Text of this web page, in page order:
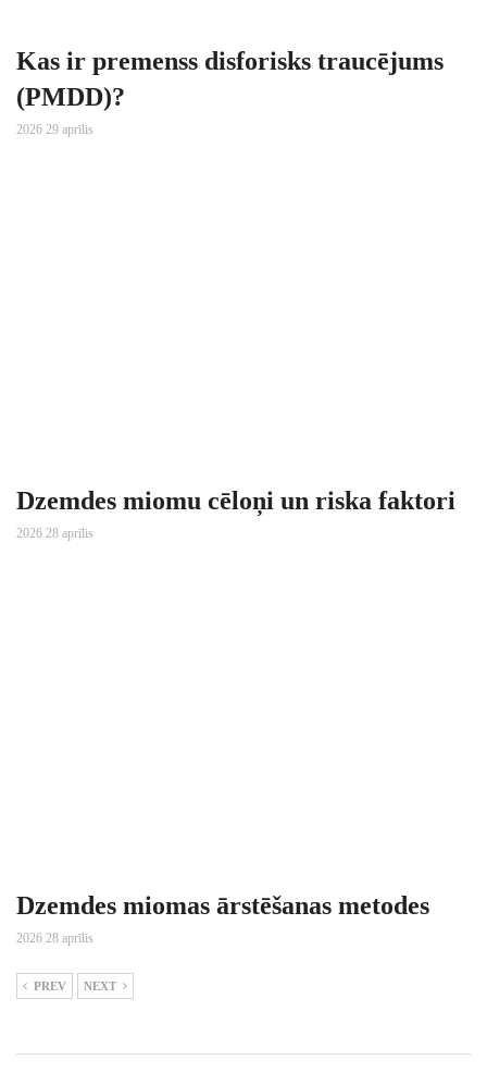
Kas ir premenss disforisks traucējums
(PMDD)?
2026 29 aprīlis
Dzemdes miomu cēloņi un riska faktori
2026 28 aprīlis
Dzemdes miomas ārstēšanas metodes
2026 28 aprīlis
PREV NEXT